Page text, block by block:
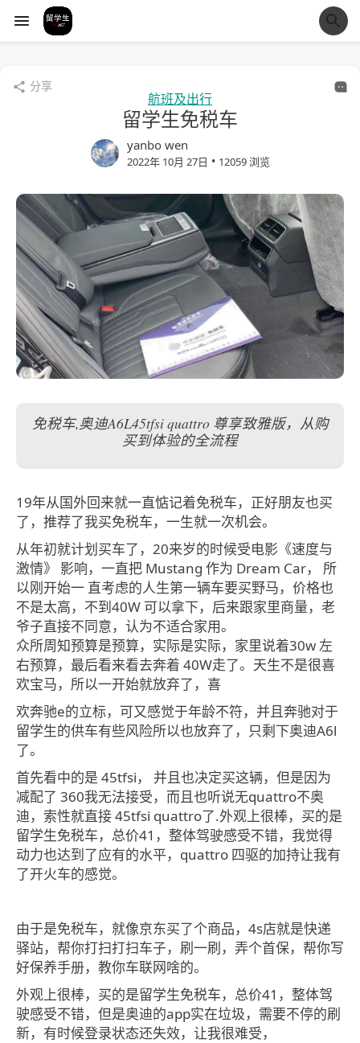
经验市
分享
航班及出行
留学生免税车
yanbo wen
2022年 10月 27日 • 12059 浏览
免税车,奥迪A6L45tfsi quattro 尊享致雅版，从购
买到体验的全流程
19年从国外回来就一直惦记着免税车，正好朋友也买
了，推荐了我买免税车，一生就一次机会。
从年初就计划买车了，20来岁的时候受电影《速度与
激情》 影响，一直把 Mustang 作为 Dream Car， 所
以刚开始一 直考虑的人生第一辆车要买野马，价格也
不是太高，不到40W 可以拿下，后来跟家里商量，老
爷子直接不同意，认为不适合家用。
众所周知预算是预算，实际是实际，家里说着30w 左
右预算，最后看来看去奔着 40W走了。天生不是很喜
欢宝马，所以一开始就放弃了，喜
欢奔驰e的立标，可又感觉于年龄不符，并且奔驰对于
留学生的供车有些风险所以也放弃了，只剩下奥迪A6l
了。
首先看中的是 45tfsi， 并且也决定买这辆，但是因为
减配了 360我无法接受，而且也听说无quattro不奥
迪，索性就直接 45tfsi quattro了.外观上很棒，买的是
留学生免税车，总价41，整体驾驶感受不错，我觉得
动力也达到了应有的水平，quattro 四驱的加持让我有
了开火车的感觉。
由于是免税车，就像京东买了个商品，4s店就是快递
驿站，帮你打扫打扫车子，刷一刷，弄个首保，帮你写
好保养手册，教你车联网啥的。
外观上很棒，买的是留学生免税车，总价41，整体驾
驶感受不错，但是奥迪的app实在垃圾，需要不停的刷
新，有时候登录状态还失效，让我很难受，